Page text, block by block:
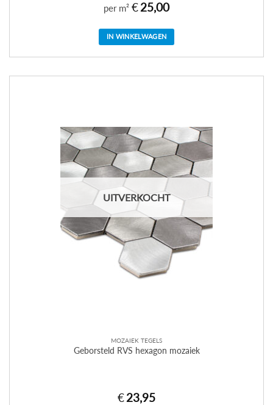
per m² €25,00
IN WINKELWAGEN
UITVERKOCHT
MOZAIEK TEGELS
Geborsteld RVS hexagon mozaiek
€23,95